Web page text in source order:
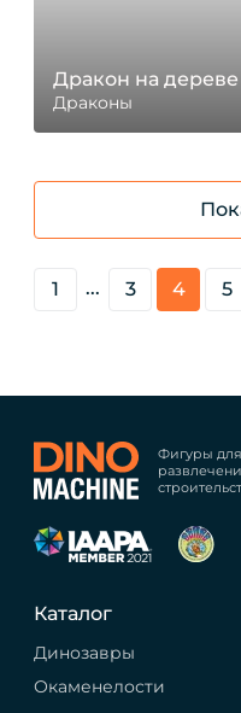
Дракон на дереве
Драконы
1 ... 3 4 5
Фигуры
Каталог
Динозавры
Окаменелости